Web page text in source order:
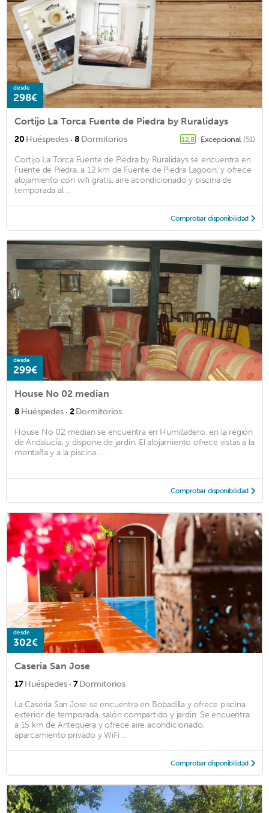
desde
298€
Cortijo La Torca Fuente de Piedra by Ruralidays
20 Huéspedes · 8 Dormitorios 12,8 Excepcional (51)
Cortijo La Torca Fuente de Piedra by Ruralidays se encuentra en
Fuente de Piedra, a 12 km de Fuente de Piedra Lagoon, y ofrece
alojamiento con wifi gratis, aire acondicionado y piscina de
temporada al ...
Comprobar disponibilidad
desde
299€
House No 02 median
8 Huéspedes · 2Dormitorios
House No 02 median se encuentra en Humilladero, en la región
de Andalucía, y dispone de jardín. El alojamiento ofrece vistas a la
montaña y a la piscina. ...
Comprobar disponibilidad
desde
302€
Caseria San Jose
17Huéspedes · 7Dormitorios
La Caseria San Jose se encuentra en Bobadilla y ofrece piscina
exterior de temporada, salón compartido y jardín. Se encuentra
a 15 km de Antequera y ofrece aire acondicionado,
aparcamiento privado y WiFi ...
Comprobar disponibilidad